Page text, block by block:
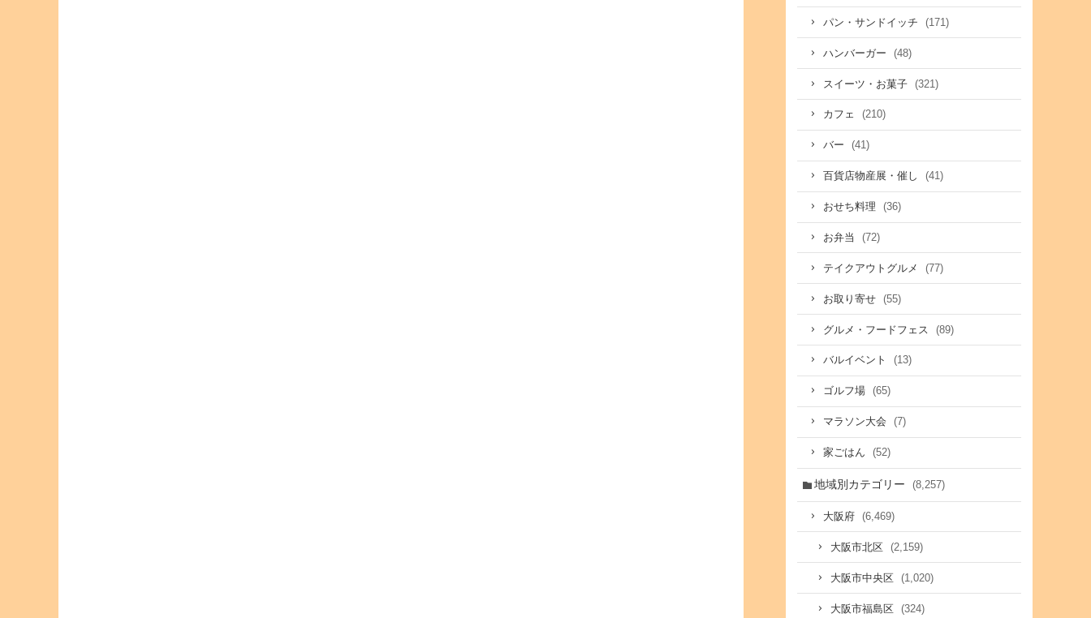
パン・サンドイッチ (171)
ハンバーガー (48)
スイーツ・お菓子 (321)
カフェ (210)
バー (41)
百貨店物産展・催し (41)
おせち料理 (36)
お弁当 (72)
テイクアウトグルメ (77)
お取り寄せ (55)
グルメ・フードフェス (89)
バルイベント (13)
ゴルフ場 (65)
マラソン大会 (7)
家ごはん (52)
地域別カテゴリー (8,257)
大阪府 (6,469)
大阪市北区 (2,159)
大阪市中央区 (1,020)
大阪市福島区 (324)